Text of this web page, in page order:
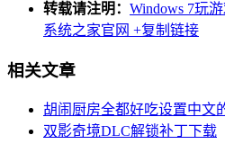
转载请注明： Windows 7玩
系统之家官网 +复制链接
相关文章
胡闹厨房全都好吃设置中文
双影奇境DLC解锁补丁下载